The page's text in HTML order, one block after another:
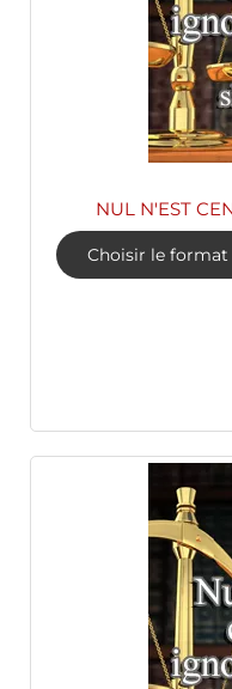
NUL N'EST
Choisir le format